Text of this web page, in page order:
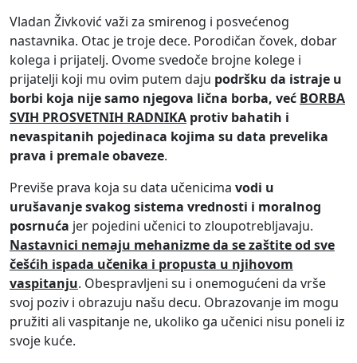
Vladan Živković važi za smirenog i posvećenog
nastavnika. Otac je troje dece. Porodičan čovek, dobar
kolega i prijatelj. Ovome svedoče brojne kolege i
prijatelji koji mu ovim putem daju podršku da istraje u
borbi koja nije samo njegova lična borba, već BORBA
SVIH PROSVETNIH RADNIKA protiv bahatih i
nevaspitanih pojedinaca kojima su data prevelika
prava i premale obaveze.
Previše prava koja su data učenicima vodi u
urušavanje svakog sistema vrednosti i moralnog
posrnuća jer pojedini učenici to zloupotrebljavaju.
Nastavnici nemaju mehanizme da se zaštite od sve
češćih ispada učenika i propusta u njihovom
vaspitanju. Obespravljeni su i onemogućeni da vrše
svoj poziv i obrazuju našu decu. Obrazovanje im mogu
pružiti ali vaspitanje ne, ukoliko ga učenici nisu poneli iz
svoje kuće.